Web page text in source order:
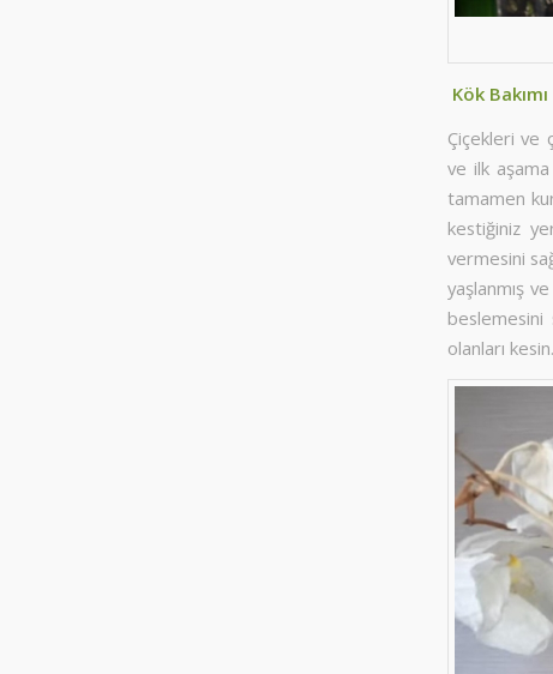
Kök Bakımı
Çiçekleri ve
ve ilk aşama
tamamen
kestiğiniz
vermesini
yaşlanmış
beslemesini
olanları